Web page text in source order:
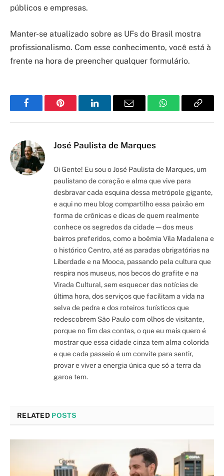
públicos e empresas.
Manter-se atualizado sobre as UFs do Brasil mostra
profissionalismo. Com esse conhecimento, você está à
frente na hora de preencher qualquer formulário.
FacebookPinterest LinkedInEmail WhatsAppCopy
José Paulista de Marques
Oi Gente! Eu sou o José Paulista de Marques, um
paulistano de coração e alma que vive para
desbravar cada esquina dessa metrópole gigante,
e aqui no meu blog compartilho essa paixão em
forma de crônicas e dicas de quem realmente
conhece os segredos da cidade — dos meus
bairros preferidos, como a boêmia Vila Madalena e
o histórico Centro, até as paradas obrigatórias na
Liberdade e na Mooca, passando pela cultura que
respira nos museus, nos becos do grafite e na
Virada Cultural, sem esquecer das notícias de
última hora, dos serviços que facilitam a vida na
selva de pedra e dos roteiros turísticos que
redescobrem São Paulo com olhos de visitante,
porque no fim das contas, o que eu mais quero é
mostrar que essa cidade cinza tem alma colorida
e que cada passeio é um convite para sentir,
provar e viver a energia única que só a terra da
garoa tem.
RELATED POSTS